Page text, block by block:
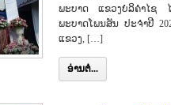
ພະບາດ ແຂວງບໍລິຄຳໄຊ ໄ
ພະບາດໂພນສັນ ປະຈຳປີ
ແຂວງ, […]
ອ່ານຕໍ່...